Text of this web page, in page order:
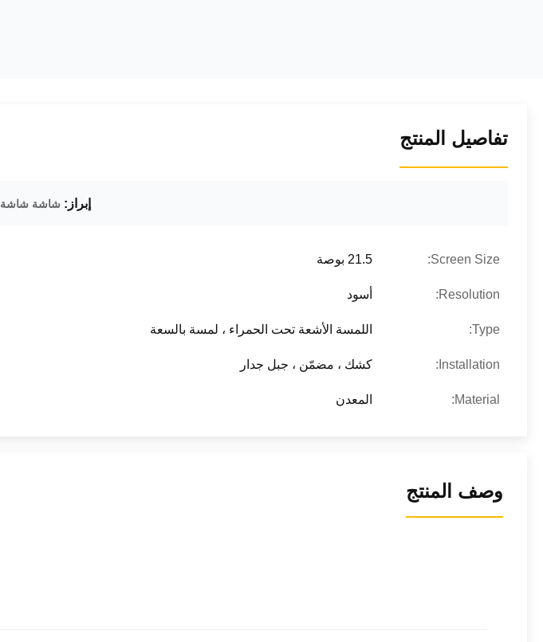
تفاصيل المنتج
إبراز: شاشة شاشة LCD مفتوحة 1000cd/M2
Screen Size: 21.5 بوصة
Resolution: أسود
Type: اللمسة الأشعة تحت الحمراء ، لمسة بالسعة
Installation: كشك ، مضمّن ، جبل جدار
Material: المعدن
وصف المنتج